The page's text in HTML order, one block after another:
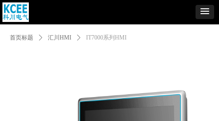
首页标题 ꄲ 汇川HMI ꄲ IT7000系列HMI
Control Render
ControlType:productSlideBind Error:未将对象引用设置到对象的实例。